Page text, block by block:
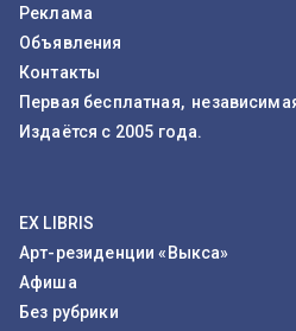
Реклама
Объявления
Контакты
Первая бесплатная,
Издаётся с 2005 года.
EX LIBRIS
Арт-резиденции «Выкса»
Афиша
Без рубрики